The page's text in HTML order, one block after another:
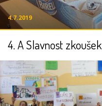
4.7.2019
4. A Slavnost zkoušek